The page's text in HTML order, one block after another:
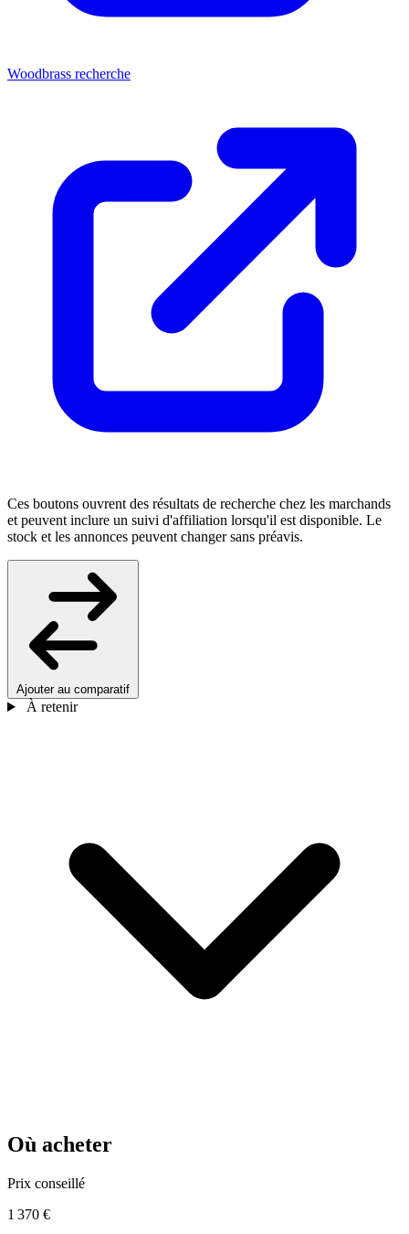
Woodbrass recherche
Ces boutons ouvrent des résultats de recherche chez les marchands
et peuvent inclure un suivi d'affiliation lorsqu'il est disponible. Le
stock et les annonces peuvent changer sans préavis.
Ajouter au comparatif
À retenir
Où acheter
Prix conseillé
1 370 €